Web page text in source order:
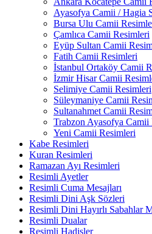
Ayasofya Camii / Hagia
Bursa Ulu Camii
Çamlıca Camii Resimleri
Eyüp Sultan Camii
Fatih Camii Resimleri
İstanbul Ortaköy Camii
İzmir Hisar Camii
Selimiye Camii Resimleri
Süleymaniye Camii
Sultanahmet Camii
Trabzon Ayasofya Camii
Yeni Camii Resimleri
Kabe Resimleri
Kuran Resimleri
Ramazan Ayı Resimleri
Resimli Ayetler
Resimli Cuma Mesajları
Resimli Dini Aşk Sözleri
Resimli Dini Hayırlı Sabahlar
Resimli Dualar
Resimli Hadisler